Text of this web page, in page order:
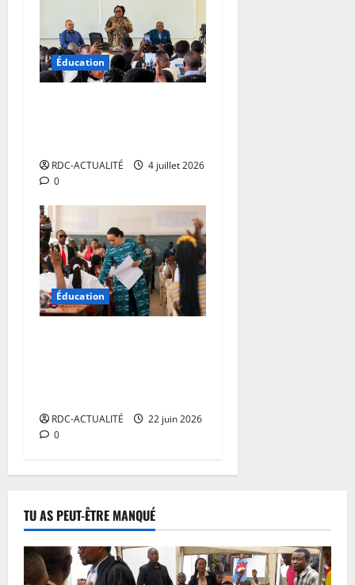
Éducation
RDC-ACTUALITÉ
4 juillet 2026
0
Éducation
RDC-ACTUALITÉ
22 juin 2026
0
TU AS PEUT-ÊTRE MANQUÉ